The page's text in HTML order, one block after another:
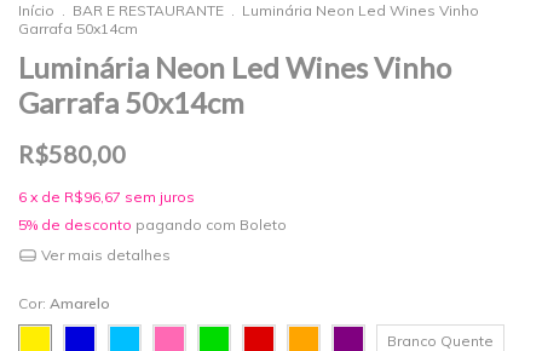
Início . BAR E RESTAURANTE . Luminária Neon Led Wines Vinho
Garrafa 50x14cm
Luminária Neon Led Wines Vinho
Garrafa 50x14cm
R$580,00
6 x de R$96,67 sem juros
5% de desconto pagando com Boleto
Ver mais detalhes
Cor: Amarelo
Branco Quente